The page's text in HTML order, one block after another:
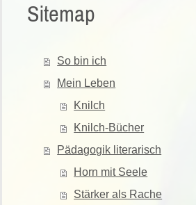
Sitemap
So bin ich
Mein Leben
Knilch
Knilch-Bücher
Pädagogik literarisch
Horn mit Seele
Stärker als Rache